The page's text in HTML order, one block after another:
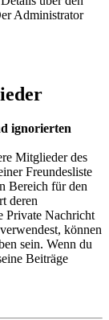
Administrator
ignorierten
Mitglieder des
Freundesliste
Bereich für den
deren
Private Nachricht
können
sein. Wenn du
Beiträge